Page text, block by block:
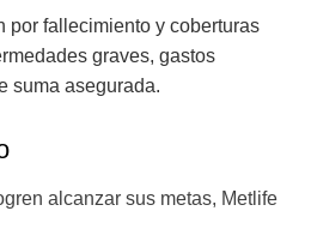
por fallecimiento y coberturas
graves, gastos
suma asegurada.
alcanzar sus metas, Metlife